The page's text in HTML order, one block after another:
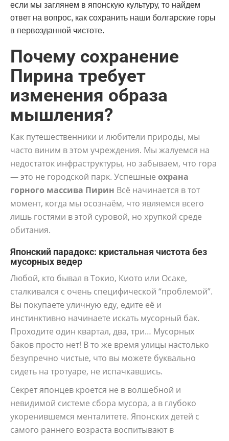
если мы заглянем в японскую культуру, то найдем
ответ на вопрос, как сохранить наши болгарские горы
в первозданной чистоте.
Почему сохранение
Пирина требует
изменения образа
мышления?
Как путешественники и любители природы, мы
часто виним в этом учреждения. Мы жалуемся на
недостаток инфраструктуры, но забываем, что гора
— это не городской парк. Успешные охрана
горного массива Пирин Всё начинается в тот
момент, когда мы осознаём, что являемся всего
лишь гостями в этой суровой, но хрупкой среде
обитания.
Японский парадокс: кристальная чистота без
мусорных ведер
Любой, кто бывал в Токио, Киото или Осаке,
сталкивался с очень специфической “проблемой”.
Вы покупаете уличную еду, едите её и
инстинктивно начинаете искать мусорный бак.
Проходите один квартал, два, три… Мусорных
баков просто нет! В то же время улицы настолько
безупречно чистые, что вы можете буквально
сидеть на тротуаре, не испачкавшись.
Секрет японцев кроется не в волшебной и
невидимой системе сбора мусора, а в глубоко
укоренившемся менталитете. Японских детей с
самого раннего возраста воспитывают в